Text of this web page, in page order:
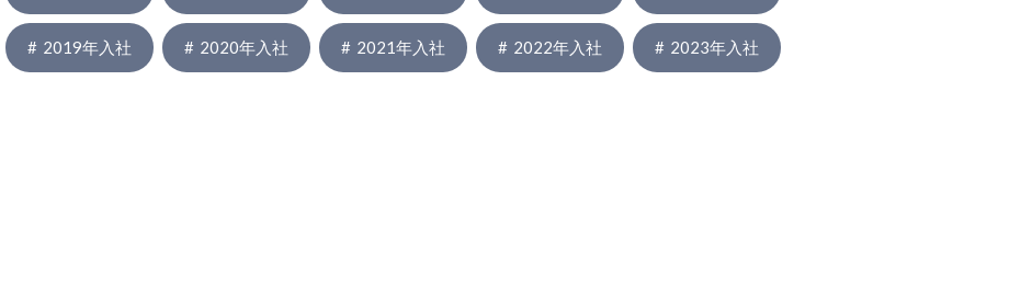
2019年入社 2020年入社 2021年入社 2022年入社 2023年入社